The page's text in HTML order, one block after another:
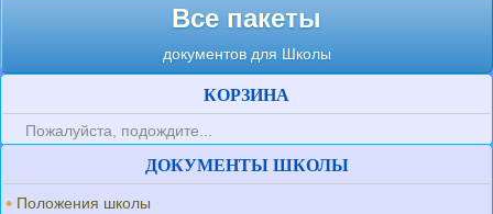
Все пакеты
документов для Школы
КОРЗИНА
Пожалуйста, подождите...
ДОКУМЕНТЫ ШКОЛЫ
Положения школы